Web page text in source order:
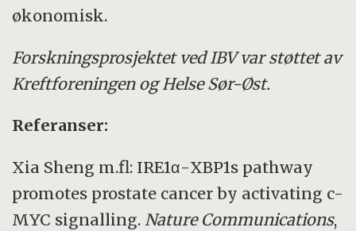
økonomisk.
Forskningsprosjektet ved IBV var støttet av
Kreftforeningen og Helse Sør-Øst.
Referanser:
Xia Sheng m.fl: IRE1α-XBP1s pathway
promotes prostate cancer by activating c-
MYC signalling.Nature Communications,